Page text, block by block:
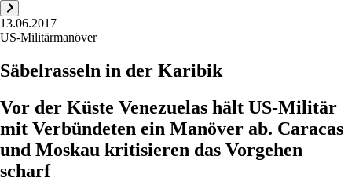
13.06.2017
US-Militärmanöver
Säbelrasseln in der Karibik
Vor der Küste Venezuelas hält US-Militär
mit Verbündeten ein Manöver ab. Caracas
und Moskau kritisieren das Vorgehen
scharf